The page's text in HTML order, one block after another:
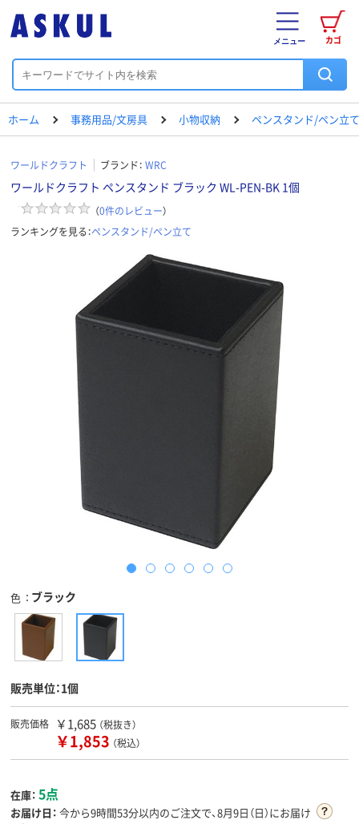
カゴ
メニュー
ホーム 事務用品/文房具 小物収納 ペンスタンド/ペン立て
ワールドクラフト ブランド： WRC
ワールドクラフト ペンスタンド ブラック WL-PEN-BK 1個
（0件のレビュー）
ランキングを見る：ペンスタンド/ペン立て
色 ブラック
販売単位：1個
販売価格 ￥1,685 （税抜き）
￥1,853 （税込）
在庫： 5点
お届け日： 今から9時間53分以内のご注文で、8月9日（日）にお届け